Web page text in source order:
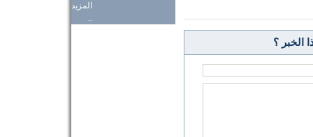
المزيد
..
الخبر ؟